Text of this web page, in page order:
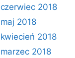
czerwiec 2018
maj 2018
kwiecień 2018
marzec 2018